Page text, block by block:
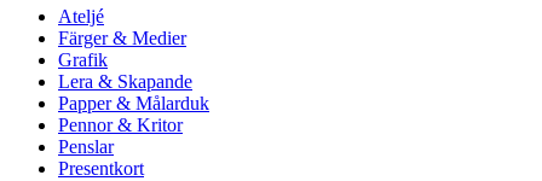
Ateljé
Färger & Medier
Grafik
Lera & Skapande
Papper & Målarduk
Pennor & Kritor
Penslar
Presentkort